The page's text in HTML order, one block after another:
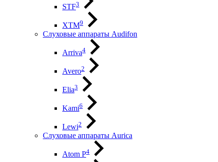
STF3
XTM9
Слуховые аппараты Audifon
Arriva4
Avero2
Elia3
Kami6
Lewi2
Слуховые аппараты Aurica
Atom P4